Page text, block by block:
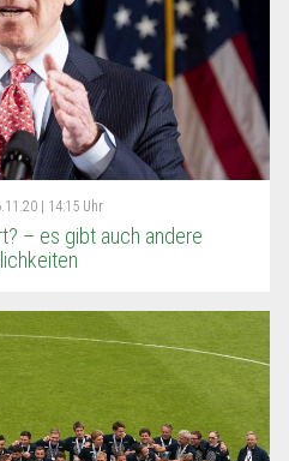
| 14:15 Uhr
– es gibt auch andere